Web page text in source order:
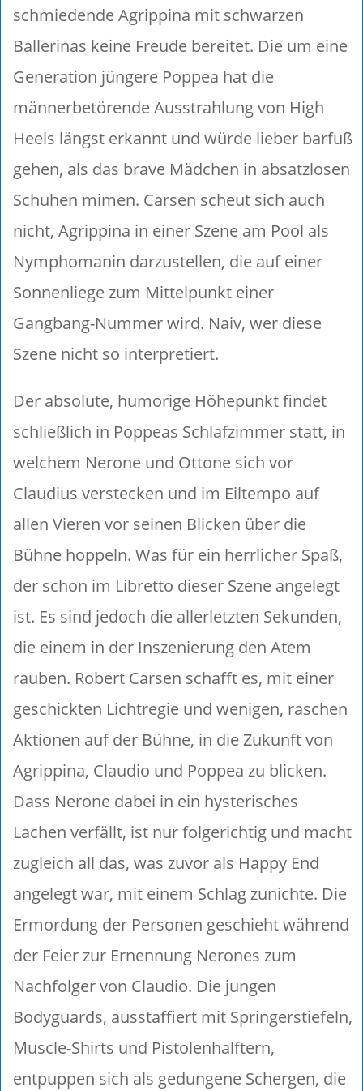
schmiedende Agrippina mit schwarzen
Ballerinas keine Freude bereitet. Die um eine
Generation jüngere Poppea hat die
männerbetörende Ausstrahlung von High
Heels längst erkannt und würde lieber barfuß
gehen, als das brave Mädchen in absatzlosen
Schuhen mimen. Carsen scheut sich auch
nicht, Agrippina in einer Szene am Pool als
Nymphomanin darzustellen, die auf einer
Sonnenliege zum Mittelpunkt einer
Gangbang-Nummer wird. Naiv, wer diese
Szene nicht so interpretiert.
Der absolute, humorige Höhepunkt findet
schließlich in Poppeas Schlafzimmer statt, in
welchem Nerone und Ottone sich vor
Claudius verstecken und im Eiltempo auf
allen Vieren vor seinen Blicken über die
Bühne hoppeln. Was für ein herrlicher Spaß,
der schon im Libretto dieser Szene angelegt
ist. Es sind jedoch die allerletzten Sekunden,
die einem in der Inszenierung den Atem
rauben. Robert Carsen schafft es, mit einer
geschickten Lichtregie und wenigen, raschen
Aktionen auf der Bühne, in die Zukunft von
Agrippina, Claudio und Poppea zu blicken.
Dass Nerone dabei in ein hysterisches
Lachen verfällt, ist nur folgerichtig und macht
zugleich all das, was zuvor als Happy End
angelegt war, mit einem Schlag zunichte. Die
Ermordung der Personen geschieht während
der Feier zur Ernennung Nerones zum
Nachfolger von Claudio. Die jungen
Bodyguards, ausstaffiert mit Springerstiefeln,
Muscle-Shirts und Pistolenhalftern,
entpuppen sich als gedungene Schergen, die